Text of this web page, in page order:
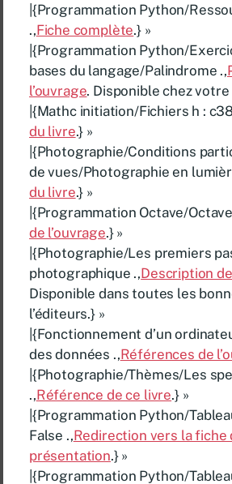
|{Programmation Python/
.,Fiche complète.} »
|{Programmation Python/
bases du langage/Palindrome .,
l’ouvrage. Disponible chez votre
|{Mathc initiation/Fichiers h :
du livre.} »
|{Photographie/Conditions
de vues/Photographie en
du livre.} »
|{Programmation Octave/
de l’ouvrage.} »
|{Photographie/Les premiers
photographique .,Description
Disponible dans toutes les
l’éditeurs.} »
|{Fonctionnement d’un
des données .,Références de
|{Photographie/Thèmes/Les
.,Référence de ce livre.} »
|{Programmation Python/
False .,Redirection vers la fiche
présentation.} »
|{Programmation Python/